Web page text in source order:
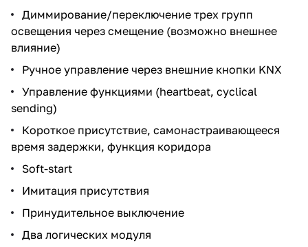
Диммирование/переключение трех групп
освещения через смещение (возможно внешнее
влияние)
Ручное управление через внешние кнопки KNX
Управление функциями (heartbeat, cyclical
sending)
Короткое присутствие, самонастраивающееся
время задержки, функция коридора
Soft-start
Имитация присутствия
Принудительное выключение
Два логических модуля